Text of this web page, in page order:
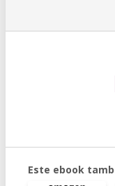
Este ebook